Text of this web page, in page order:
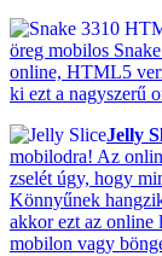
öreg mobilos
online, HTML5
ki ezt a nagyszerű
Jelly
mobilodra! Az
zselét úgy, hogy
Könnyűnek
akkor ezt az
mobilon vagy